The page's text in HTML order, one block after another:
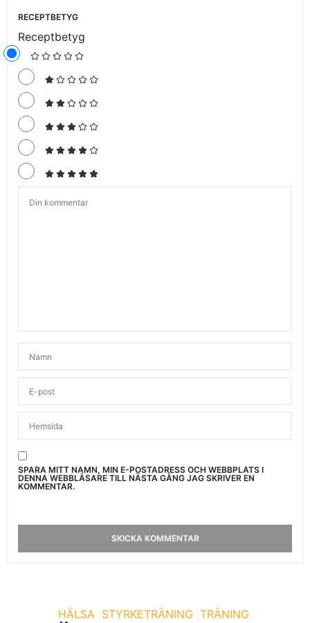
RECEPTBETYG
Receptbetyg
SPARA MITT NAMN, MIN E-POSTADRESS OCH WEBBPLATS I
DENNA WEBBLÄSARE TILL NÄSTA GÅNG JAG SKRIVER EN
KOMMENTAR.
HÄLSA STYRKETRÄNING TRÄNING